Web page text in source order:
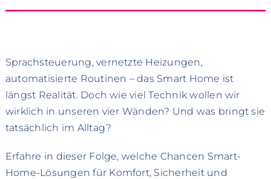
Sprachsteuerung, vernetzte Heizungen,
automatisierte Routinen – das Smart Home ist
längst Realität. Doch wie viel Technik wollen wir
wirklich in unseren vier Wänden? Und was bringt sie
tatsächlich im Alltag?
Erfahre in dieser Folge, welche Chancen Smart-
Home-Lösungen für Komfort, Sicherheit und